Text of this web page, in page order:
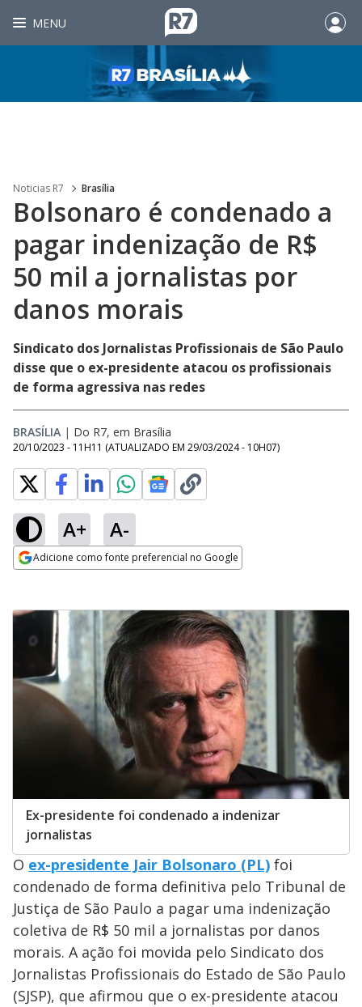
MENU
Noticias R7 Brasília
Bolsonaro é condenado a
pagar indenização de R$
50 mil a jornalistas por
danos morais
Sindicato dos Jornalistas Profissionais de São Paulo
disse que o ex-presidente atacou os profissionais
de forma agressiva nas redes
BRASÍLIA | Do R7, em Brasília
20/10/2023 - 11H11 (ATUALIZADO EM 29/03/2024 - 10H07)
A+ A-
Adicione como fonte preferencial no Google
Ex-presidente foi condenado a indenizar
jornalistas
O ex-presidente Jair Bolsonaro (PL) foi
condenado de forma definitiva pelo Tribunal de
Justiça de São Paulo a pagar uma indenização
coletiva de R$ 50 mil a jornalistas por danos
morais. A ação foi movida pelo Sindicato dos
Jornalistas Profissionais do Estado de São Paulo
(SJSP), que afirmou que o ex-presidente atacou